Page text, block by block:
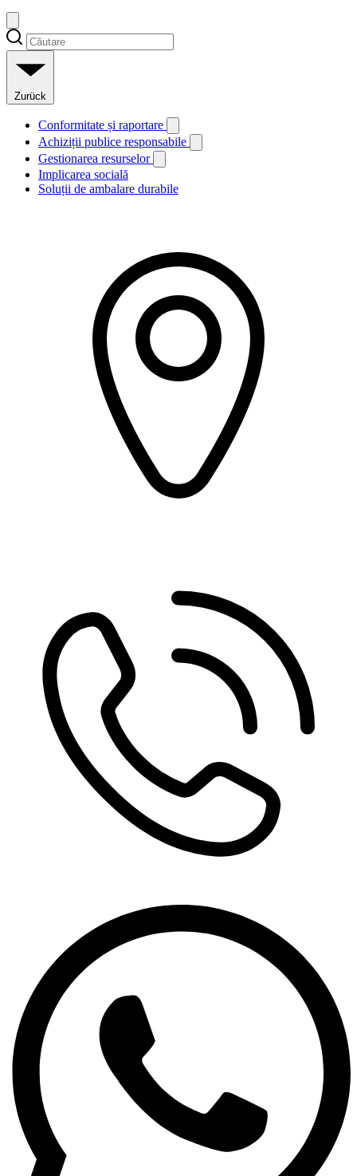
Zurück
Conformitate și raportare
Achiziții publice responsabile
Gestionarea resurselor
Implicarea socială
Soluții de ambalare durabile